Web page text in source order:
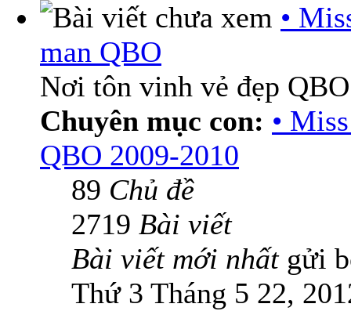
•
man QBO
Nơi tôn vinh vẻ đẹp
Chuyên mục con: •
QBO 2009-2010
89 Chủ đề
2719 Bài viết
Bài viết mới nhấtgửi
Thứ 3 Tháng 5 22,